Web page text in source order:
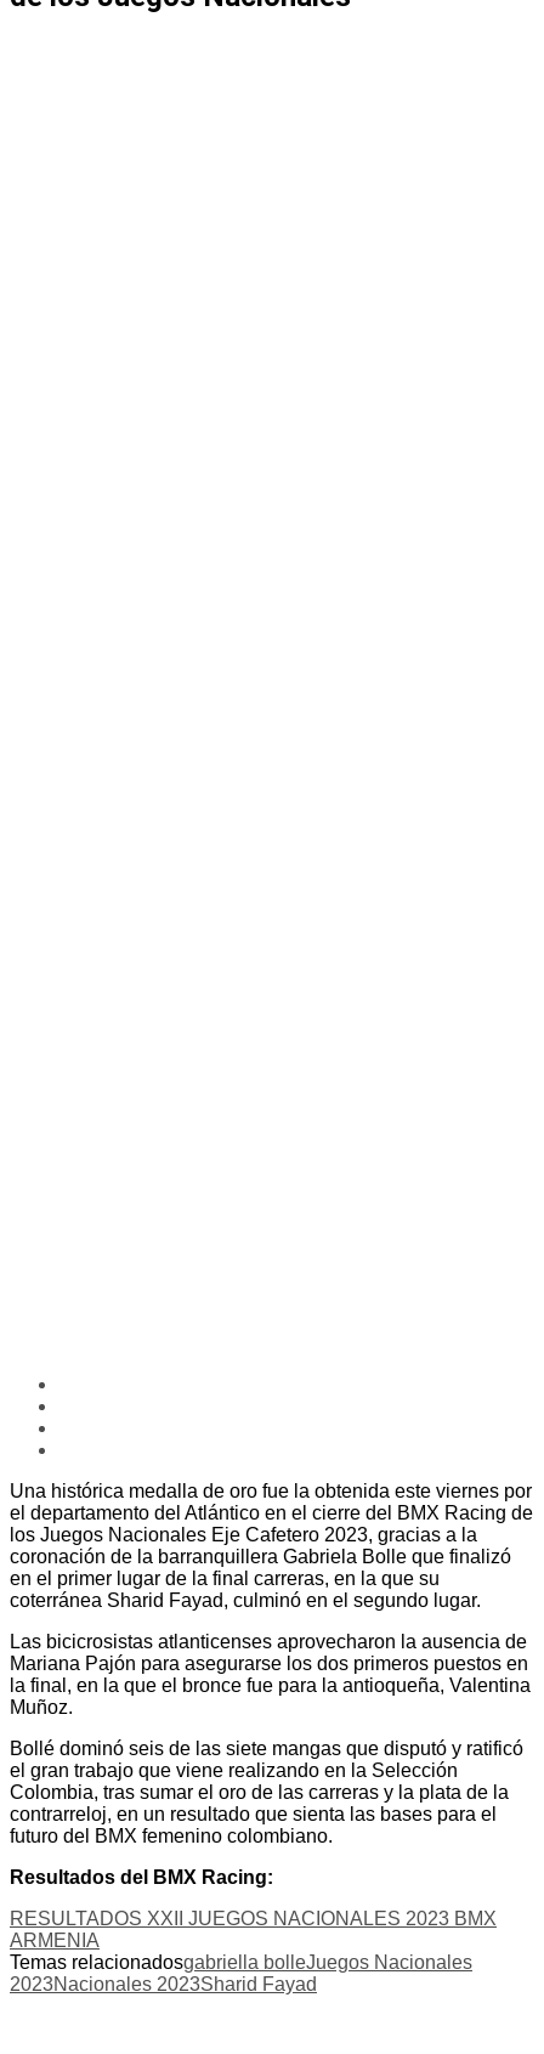
Una histórica medalla de oro fue la obtenida este viernes por
el departamento del Atlántico en el cierre del BMX Racing de
los Juegos Nacionales Eje Cafetero 2023, gracias a la
coronación de la barranquillera Gabriela Bolle que finalizó
en el primer lugar de la final carreras, en la que su
coterránea Sharid Fayad, culminó en el segundo lugar.
Las bicicrosistas atlanticenses aprovecharon la ausencia de
Mariana Pajón para asegurarse los dos primeros puestos en
la final, en la que el bronce fue para la antioqueña, Valentina
Muñoz.
Bollé dominó seis de las siete mangas que disputó y ratificó
el gran trabajo que viene realizando en la Selección
Colombia, tras sumar el oro de las carreras y la plata de la
contrarreloj, en un resultado que sienta las bases para el
futuro del BMX femenino colombiano.
Resultados del BMX Racing:
RESULTADOS XXII JUEGOS NACIONALES 2023 BMX
ARMENIA
Temas relacionadosgabriella bolleJuegos Nacionales
2023Nacionales 2023Sharid Fayad